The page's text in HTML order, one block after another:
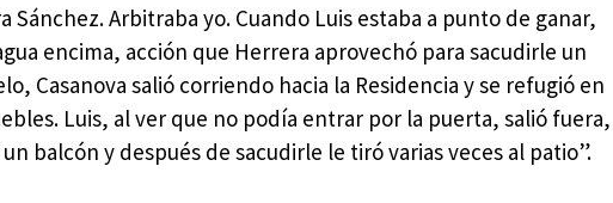
Arbitraba yo. Cuando Luis estaba a punto de ganar,
encima, acción que Herrera aprovechó para sacudirle un
Casanova salió corriendo hacia la Residencia y se refugió en
Luis, al ver que no podía entrar por la puerta, salió fuera,
balcón y después de sacudirle le tiró varias veces al patio”.